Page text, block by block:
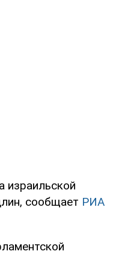
израильской
сообщает РИА